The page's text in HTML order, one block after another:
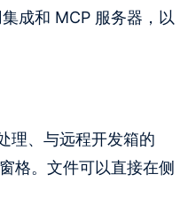
成和 MCP 服务器，以
理、与远程开发箱的
格。文件可以直接在侧